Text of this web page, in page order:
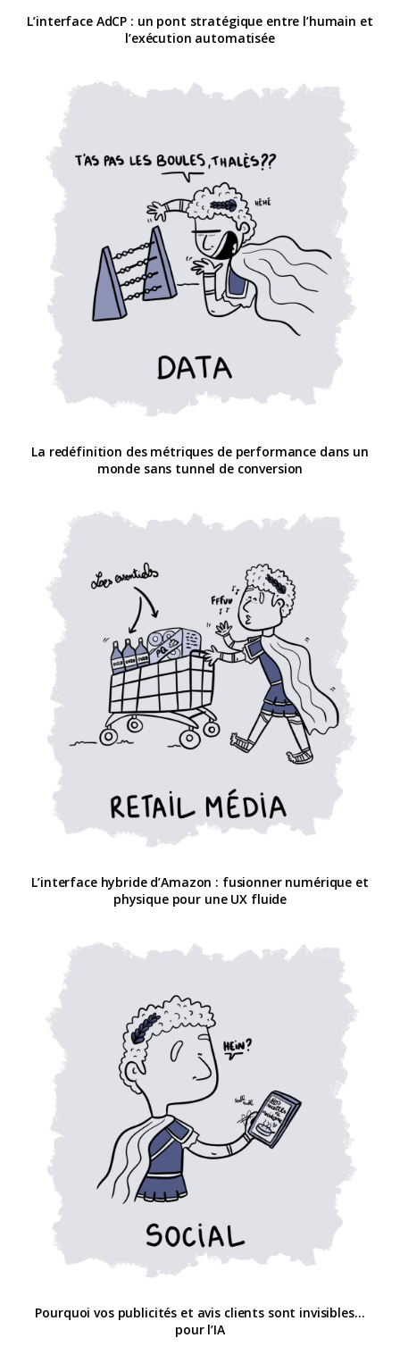
L’interface AdCP : un pont stratégique entre l’humain et
l’exécution automatisée
La redéfinition des métriques de performance dans un
monde sans tunnel de conversion
L’interface hybride d’Amazon : fusionner numérique et
physique pour une UX fluide
Pourquoi vos publicités et avis clients sont invisibles…
pour l’IA